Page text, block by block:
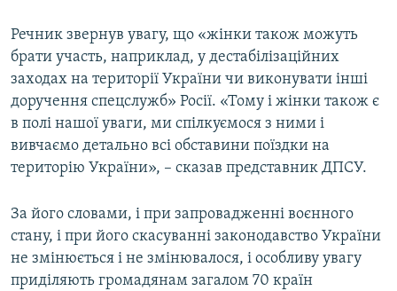
Речник звернув увагу, що «жінки також можуть
брати участь, наприклад, у дестабілізаційних
заходах на території України чи виконувати інші
доручення спецслужб» Росії. «Тому і жінки також є
в полі нашої уваги, ми спілкуємося з ними і
вивчаємо детально всі обставини поїздки на
територію України», – сказав представник ДПСУ.
За його словами, і при запровадженні воєнного
стану, і при його скасуванні законодавство України
не змінюється і не змінювалося, і особливу увагу
приділяють громадянам загалом 70 країн